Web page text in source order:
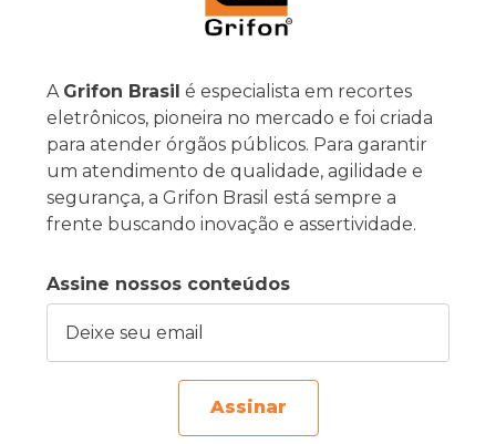
A Grifon Brasil é especialista em recortes
eletrônicos, pioneira no mercado e foi criada
para atender órgãos públicos. Para garantir
um atendimento de qualidade, agilidade e
segurança, a Grifon Brasil está sempre a
frente buscando inovação e assertividade.
Assine nossos conteúdos
Assinar